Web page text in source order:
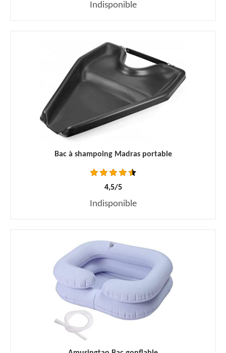
Indisponible
Bac à shampoing Madras portable
4,5/5
Indisponible